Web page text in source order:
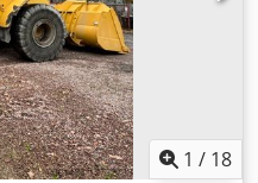
1 / 18